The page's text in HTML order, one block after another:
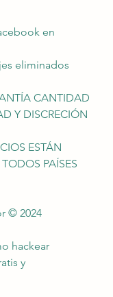
en
eliminados
CANTIDAD
Y DISCRECIÓN
ESTÁN
PAÍSES
© 2024
hackear
y